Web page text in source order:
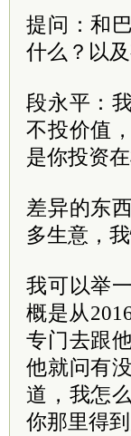
提问：和
什么？以
段永平：
不投价值
是你投资
差异的东
多生意，
我可以举
概是从
专门去跟
他就问有
道，我怎
你那里得